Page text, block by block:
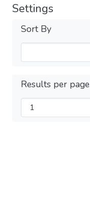
Settings
Sort By
Results per page